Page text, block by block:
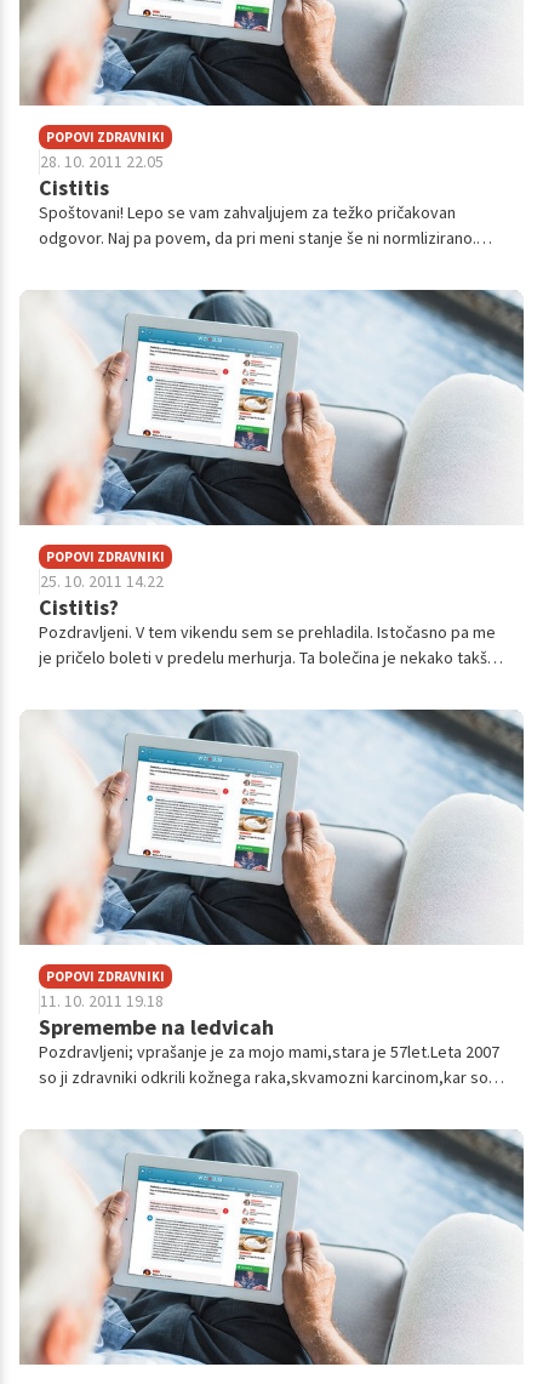
POPOVI ZDRAVNIKI
28. 10. 2011 22.05
Cistitis
Spoštovani! Lepo se vam zahvaljujem za težko pričakovan
odgovor. Naj pa povem, da pri meni stanje še ni normlizirano.
zaužitem Amok...
POPOVI ZDRAVNIKI
25. 10. 2011 14.22
Cistitis?
Pozdravljeni. V tem vikendu sem se prehladila. Istočasno pa me
je pričelo boleti v predelu merhurja. Ta bolečina je nekako takšna
nekakšen pr...
POPOVI ZDRAVNIKI
11. 10. 2011 19.18
Spremembe na ledvicah
Pozdravljeni; vprašanje je za mojo mami,stara je 57let.Leta 2007
so ji zdravniki odkrili kožnega raka,skvamozni karcinom,kar so ji